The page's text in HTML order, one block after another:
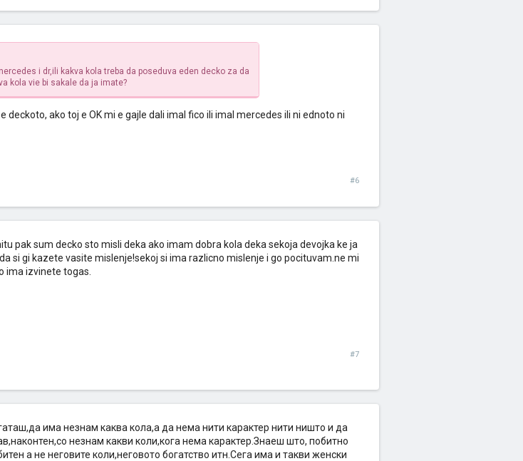
i dr,ili kakva kola treba da poseduva eden decko za da
kola vie bi sakale da ja imate?
deckoto, ako toj e OK mi e gajle dali imal fico ili imal mercedes ili ni ednoto ni
#6
pak sum decko sto misli deka ako imam dobra kola deka sekoja devojka ke ja
si gi kazete vasite mislenje!sekoj si ima razlicno mislenje i go pocituvam.ne mi
ima izvinete togas.
#7
има незнам каква кола,а да нема нити карактер нити ништо и да
незнам какви коли,кога нема карактер.Знаеш што, побитно
а не неговите коли,неговото богатство итн.Сега има и такви женски